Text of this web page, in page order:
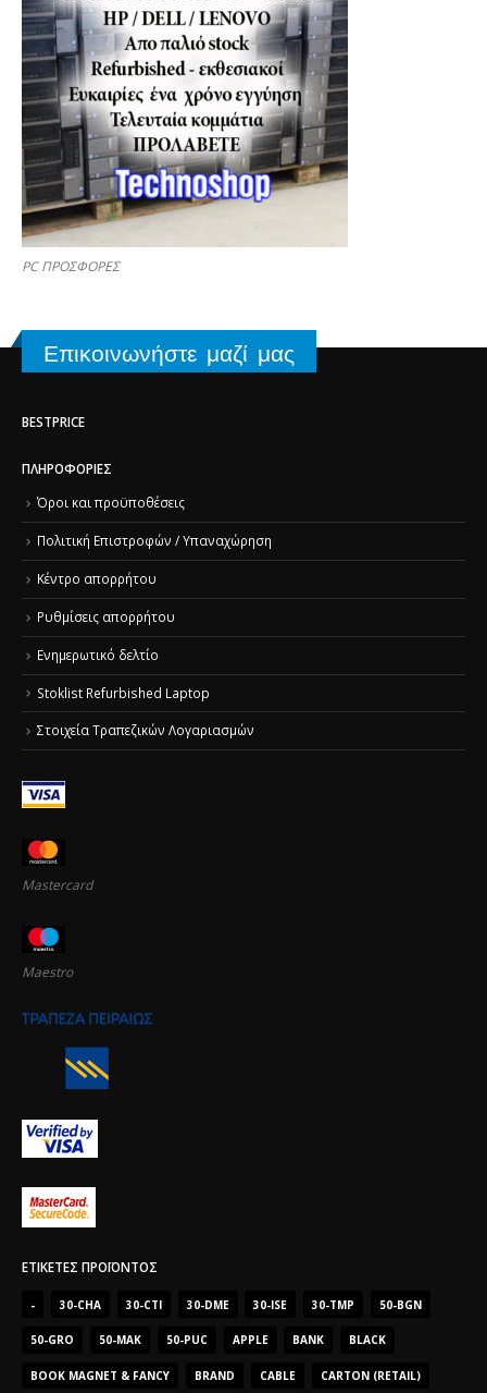
PC ΠΡΟΣΦΟΡΕΣ
Επικοινωνήστε μαζί μας
BESTPRICE
ΠΛΗΡΟΦΟΡΊΕΣ
Όροι και προϋποθέσεις
Πολιτική Επιστροφών / Υπαναχώρηση
Κέντρο απορρήτου
Ρυθμίσεις απορρήτου
Ενημερωτικό δελτίο
Stoklist Refurbished Laptop
Στοιχεία Τραπεζικών Λογαριασμών
Mastercard
Maestro
ΕΤΙΚΈΤΕΣ ΠΡΟΪΌΝΤΟΣ
- 30-CHA 30-CTI 30-DME 30-ISE 30-TMP 50-BGN
50-GRO 50-MAK 50-PUC APPLE BANK BLACK
BOOK MAGNET & FANCY BRAND CABLE CARTON (RETAIL)